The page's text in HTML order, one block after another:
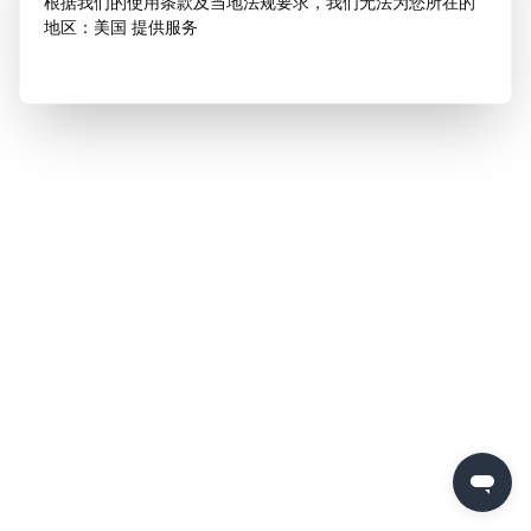
地区：美国 提供服务